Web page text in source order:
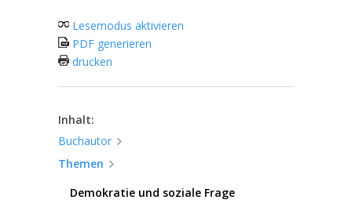
Lesemodus aktivieren
PDF generieren
drucken
Inhalt:
Buchautor
Themen
Demokratie und soziale Frage